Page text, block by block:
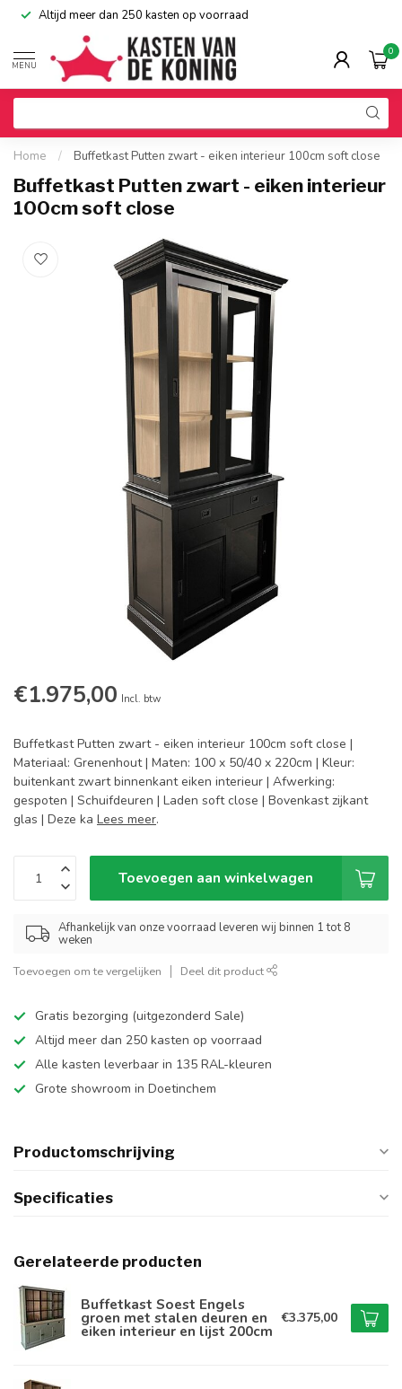
Altijd meer dan 250 kasten op voorraad
MENU
0
Home / Buffetkast Putten zwart - eiken interieur 100cm soft close
Buffetkast Putten zwart - eiken interieur
100cm soft close
€1.975,00 Incl. btw
Buffetkast Putten zwart - eiken interieur 100cm soft close |
Materiaal: Grenenhout | Maten: 100 x 50/40 x 220cm | Kleur:
buitenkant zwart binnenkant eiken interieur | Afwerking:
gespoten | Schuifdeuren | Laden soft close | Bovenkast zijkant
glas | Deze ka Lees meer.
Toevoegen aan winkelwagen
Afhankelijk van onze voorraad leveren wij binnen 1 tot 8
weken
Toevoegen om te vergelijken Deel dit product
Gratis bezorging (uitgezonderd Sale)
Altijd meer dan 250 kasten op voorraad
Alle kasten leverbaar in 135 RAL-kleuren
Grote showroom in Doetinchem
Productomschrijving
Specificaties
Gerelateerde producten
Buffetkast Soest Engels
groen met stalen deuren en
eiken interieur en lijst 200cm
€3.375,00